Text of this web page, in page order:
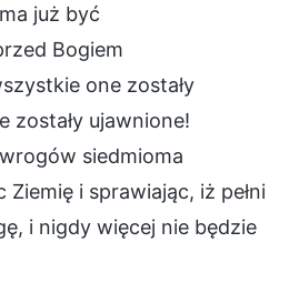
już być
Bogiem
one zostały
zostały ujawnione!
siedmioma
i sprawiając, iż pełni
i nigdy więcej nie będzie